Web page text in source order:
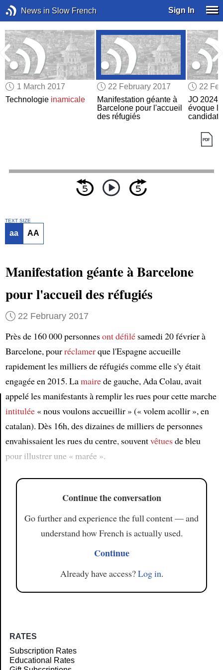
News in Slow French Sign In
1 March 2017
Technologie inamicale
22 February 2017
Manifestation géante à
Barcelone pour l'accueil
des réfugiés
22
JO 2024
évoque
Article
TEXT SIZE
aa AA
Manifestation géante à Barcelone
pour l'accueil des réfugiés
22 February 2017
Près de 160 000 personnesont défilésamedi 20 février à
Barcelone, pourréclamerque l'Espagne accueille
rapidement les milliers de réfugiés comme elle s'y était
engagée en 2015. Lamairede gauche, Ada Colau, avait
appelé les manifestants à remplir les rues pour cette marche
intitulée« nous voulons accueillir » (« volem acollir », en
catalan). Dès 16h, des dizaines de milliers de personnes
envahissaient les rues du centre, souventvêtuesde bleu
pour illustrer une « marée ».
Continue the conversation
Go further and experience the full content — and
understand how French is actually used.
Continue
Already have access?Log in.
RATES
Subscription Rates
Educational Rates